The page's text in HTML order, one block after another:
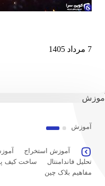
7 مرداد 1405
آموزش
آموزش
آموزش استخراج
تحلیل فاندامنتال
ساخت کیف
مفاهیم بلاک چین